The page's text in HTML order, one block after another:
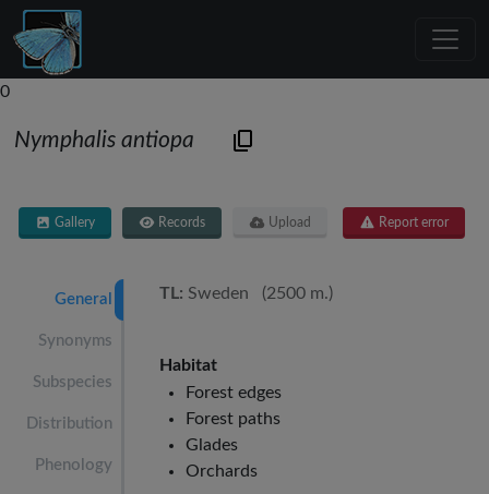
0
Nymphalis antiopa
Gallery Records Upload Report error
General
Synonyms
Subspecies
Distribution
Phenology
TL: Sweden (2500 m.)
Habitat
Forest edges
Forest paths
Glades
Orchards